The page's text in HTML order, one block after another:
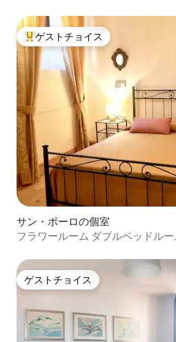
大好評のゲストチョイスです。
ゲストチョイス
サン・ポーロの個室
フラワールーム ダブルベッドル
ゲストチョイス
ゲストチョイス